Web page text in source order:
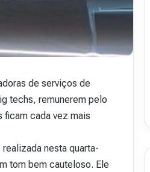
de serviços de
techs, remunerem pelo
ficam cada vez mais
nesta quarta-
tom bem cauteloso. Ele
julho de 2026
Abranet . 50